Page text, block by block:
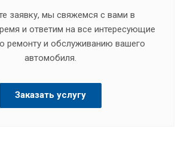
заявку, мы свяжемся с вами в
и ответим на все интересующие
ремонту и обслуживанию вашего
автомобиля.
Заказать услугу